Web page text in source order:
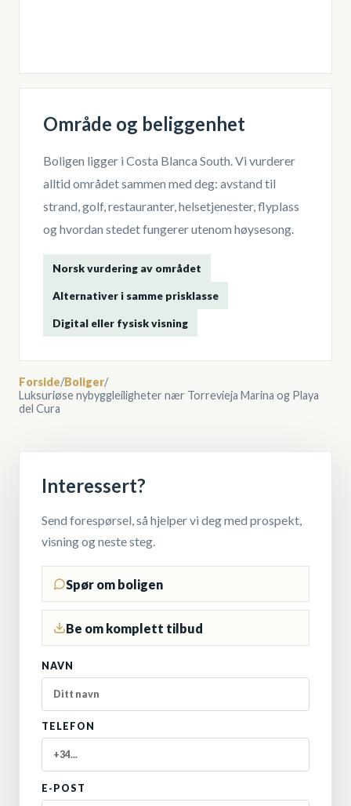
Område og beliggenhet
Boligen ligger i Costa Blanca South. Vi vurderer
alltid området sammen med deg: avstand til
strand, golf, restauranter, helsetjenester, flyplass
og hvordan stedet fungerer utenom høysesong.
Norsk vurdering av området
Alternativer i samme prisklasse
Digital eller fysisk visning
Forside/Boliger/
Luksuriøse nybyggleiligheter nær Torrevieja Marina og Playa
del Cura
Interessert?
Send forespørsel, så hjelper vi deg med prospekt,
visning og neste steg.
Spør om boligen
Be om komplett tilbud
NAVN
TELEFON
E-POST